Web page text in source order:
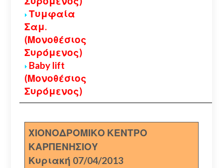
Τυμφαία
Σαμ.
(Μονοθέσιος
Συρόμενος)
Baby lift
(Μονοθέσιος
Συρόμενος)
ΧΙΟΝΟΔΡΟΜΙΚΟ ΚΕΝΤΡΟ
ΚΑΡΠΕΝΗΣΙΟΥ
Κυριακή 07/04/2013